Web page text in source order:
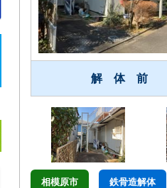
解 体 前
相模原市 鉄骨造解体